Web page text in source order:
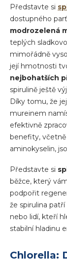
Představte si
dostupného
modrozelená
teplých
mimořádně
její hmotnosti
nejbohatších
spirulině ještě
Díky tomu, že
mureinem
efektivně
benefity, včetně
aminokyselin,
Představte si
běžce, který
podpořit
že spirulina
nebo lidí, kteří
stabilní hladinu
Chlorella: